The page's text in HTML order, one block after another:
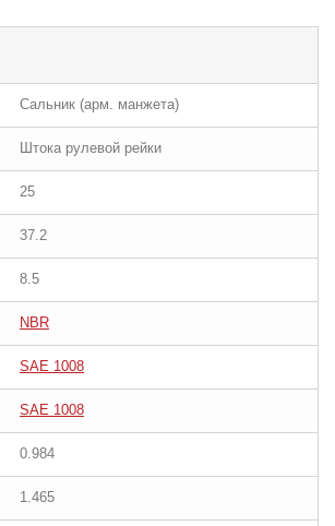
Сальник (арм. манжета)
Штока рулевой рейки
25
37.2
8.5
NBR
SAE 1008
SAE 1008
0.984
1.465